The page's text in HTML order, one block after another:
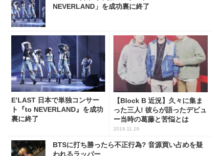
NEVERLAND」を成功裏に終了
E’LAST 日本で単独コンサー
ト『to NEVERLAND』を成功
裏に終了
【Block B 近況】久々に集ま
った三人! 彼らが語ったデビュ
ー当時の葛藤と苦悩とは
2019.11.28
BTSに打ち勝ったら不正行為? 音源買い占めを疑
われるラッパー